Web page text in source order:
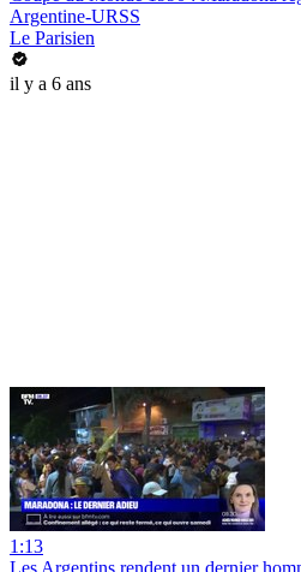
Argentine-URSS
Le Parisien
il y a 6 ans
1:13
Les Argentins rendent un dernier